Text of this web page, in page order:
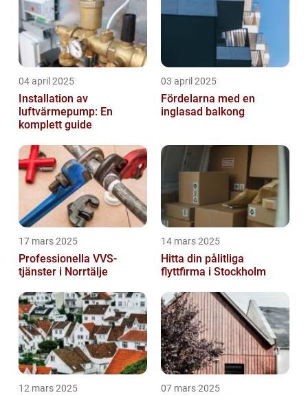
04 april 2025
Installation av
luftvärmepump: En
komplett guide
03 april 2025
Fördelarna med en
inglasad balkong
17 mars 2025
Professionella VVS-
tjänster i Norrtälje
14 mars 2025
Hitta din pålitliga
flyttfirma i Stockholm
12 mars 2025 07 mars 2025